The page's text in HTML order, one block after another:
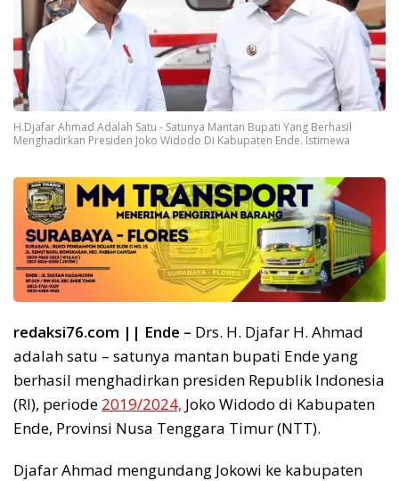
H.Djafar Ahmad Adalah Satu - Satunya Mantan Bupati Yang Berhasil
Menghadirkan Presiden Joko Widodo Di Kabupaten Ende. Istimewa
redaksi76.com || Ende – Drs. H. Djafar H. Ahmad
adalah satu – satunya mantan bupati Ende yang
berhasil menghadirkan presiden Republik Indonesia
(RI), periode 2019/2024, Joko Widodo di Kabupaten
Ende, Provinsi Nusa Tenggara Timur (NTT).
Djafar Ahmad mengundang Jokowi ke kabupaten